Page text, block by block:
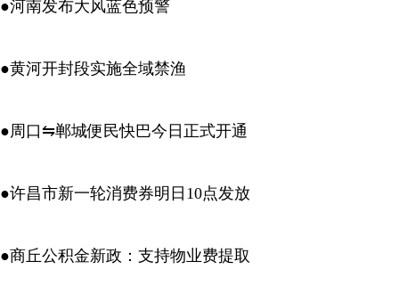
●河南发布大风蓝色预警
●黄河开封段实施全域禁渔
●周口⇋郸城便民快巴今日正式开通
●许昌市新一轮消费券明日10点发放
●商丘公积金新政：支持物业费提取